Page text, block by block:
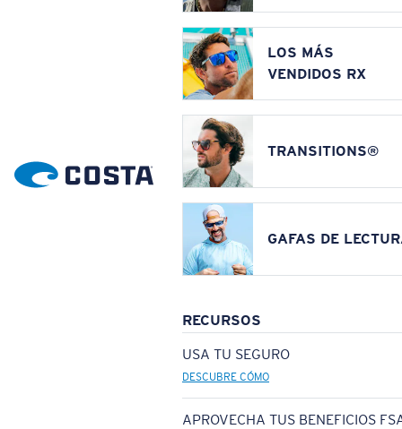
LOS MÁS
VENDIDOS RX
TRANSITIONS®
GAFAS DE
RECURSOS
USA TU SEGURO
DESCUBRE CÓMO
APROVECHA TUS BENEFICIOS